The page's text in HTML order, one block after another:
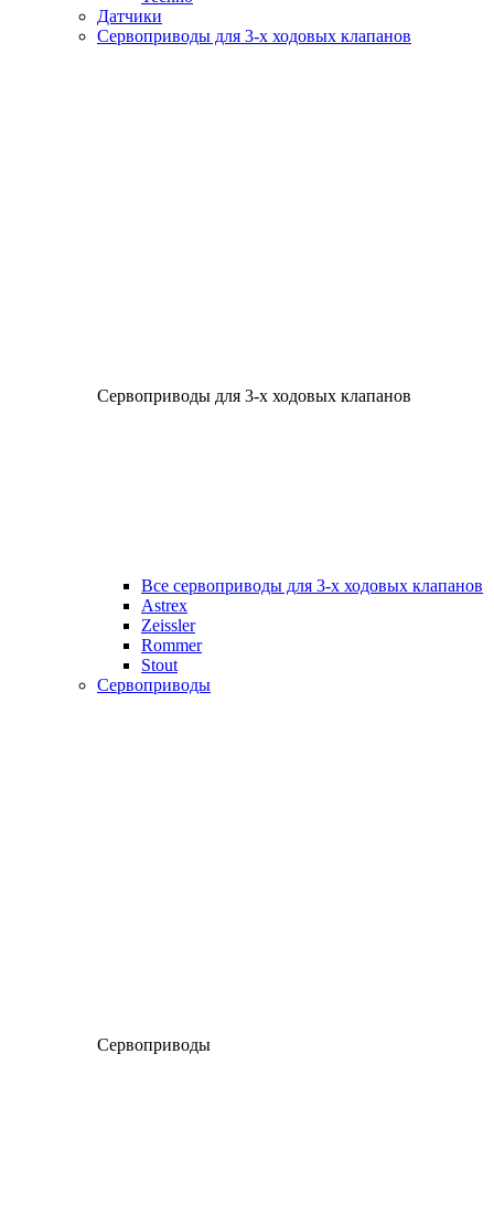
Датчики
Сервоприводы для 3-х ходовых клапанов
Сервоприводы для 3-х ходовых клапанов
Все сервоприводы для 3-х ходовых клапанов
Astrex
Zeissler
Rommer
Stout
Сервоприводы
Сервоприводы